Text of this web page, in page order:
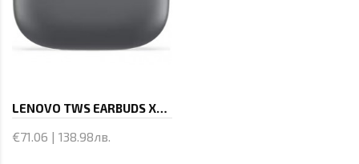
LENOVO TWS EARBUDS X9 EDN
€71.06 | 138.98лв.